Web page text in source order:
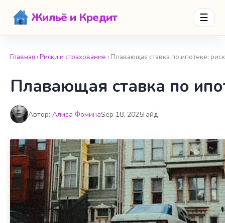
Жильё и Кредит ☰
Главная ›Риски и страхование › Плавающая ставка по ипотеке:
Плавающая ставка по
Автор: Алиса ФоминаSep 18, 2025Гайд